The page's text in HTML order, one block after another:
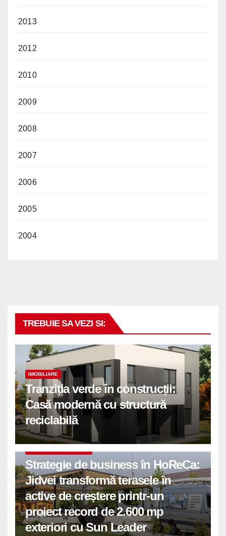
2013
2012
2010
2009
2008
2007
2006
2005
2004
TREBUIE SA VEZI SI:
IMOBILIARE
Tranziția verde în construcții:
Casă modernă cu structură
reciclabilă
Strategie de business în HoReCa:
Jidvei transformă terasele în
active de creștere printr-un
proiect record de 2.600 mp
exteriori cu Sun Leader